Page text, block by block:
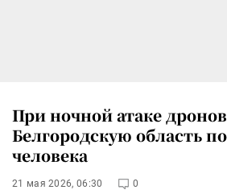
При ночной атаке
Белгородскую область
человека
21 мая 2026, 06:30 0